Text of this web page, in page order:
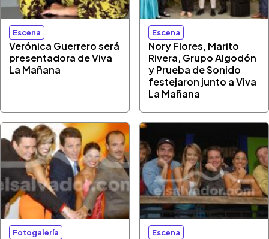
Escena
Verónica Guerrero será
presentadora de Viva
La Mañana
Escena
Nory Flores, Marito
Rivera, Grupo Algodón
y Prueba de Sonido
festejaron junto a Viva
La Mañana
Fotogalería Escena